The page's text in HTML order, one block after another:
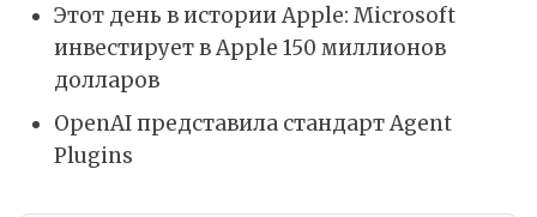
Этот день в истории Apple: Microsoft
инвестирует в Apple 150 миллионов
долларов
OpenAI представила стандарт Agent
Plugins